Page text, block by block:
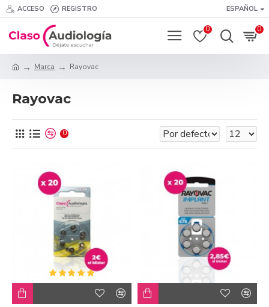
ACCESO REGISTRO ESPAÑOL
0 0
Marca Rayovac
Rayovac
0